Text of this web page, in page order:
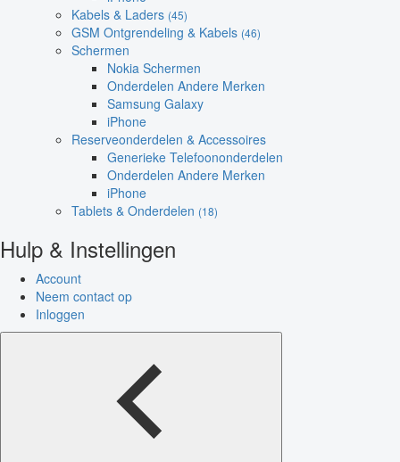
Kabels & Laders (45)
GSM Ontgrendeling & Kabels (46)
Schermen
Nokia Schermen
Onderdelen Andere Merken
Samsung Galaxy
iPhone
Reserveonderdelen & Accessoires
Generieke Telefoononderdelen
Onderdelen Andere Merken
iPhone
Tablets & Onderdelen (18)
Hulp & Instellingen
Account
Neem contact op
Inloggen